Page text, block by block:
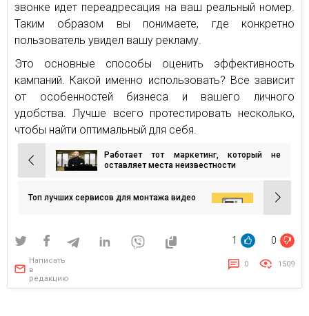
звонке идет переадресация на ваш реальный номер.
Таким образом вы понимаете, где конкретно
пользователь увидел вашу рекламу.
Это основные способы оценить эффективность
кампаний. Какой именно использовать? Все зависит
от особенностей бизнеса и вашего личного
удобства. Лучше всего протестировать несколько,
чтобы найти оптимальный для себя.
Навигация
по
записям
Работает тот маркетинг, который не
оставляет места неизвестности
Топ лучших сервисов для монтажа видео
1 0
Написать
в
редакцию
0 1509